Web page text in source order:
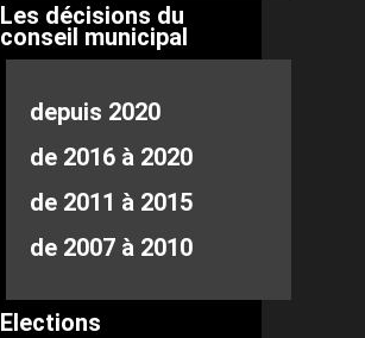
Les décisions du
conseil municipal
depuis 2020
de 2016 à 2020
de 2011 à 2015
de 2007 à 2010
Elections